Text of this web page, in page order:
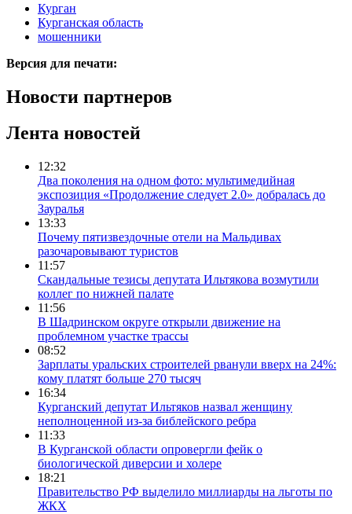
Курган
Курганская область
мошенники
Версия для печати:
Новости партнеров
Лента новостей
12:32
Два поколения на одном фото: мультимедийная
экспозиция «Продолжение следует 2.0» добралась до
Зауралья
13:33
Почему пятизвездочные отели на Мальдивах
разочаровывают туристов
11:57
Скандальные тезисы депутата Ильтякова возмутили
коллег по нижней палате
11:56
В Шадринском округе открыли движение на
проблемном участке трассы
08:52
Зарплаты уральских строителей рванули вверх на 24%:
кому платят больше 270 тысяч
16:34
Курганский депутат Ильтяков назвал женщину
неполноценной из-за библейского ребра
11:33
В Курганской области опровергли фейк о
биологической диверсии и холере
18:21
Правительство РФ выделило миллиарды на льготы по
ЖКХ